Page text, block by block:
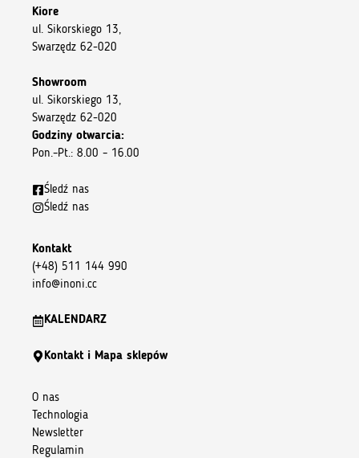
Kiore
ul. Sikorskiego 13,
Swarzędz 62-020
Showroom
ul. Sikorskiego 13,
Swarzędz 62-020
Godziny otwarcia:
Pon.–Pt.: 8.00 – 16.00
Śledź nas
Śledź nas
Kontakt
(+48) 511 144 990
info@inoni.cc
KALENDARZ
Kontakt i Mapa sklepów
O nas
Technologia
Newsletter
Regulamin